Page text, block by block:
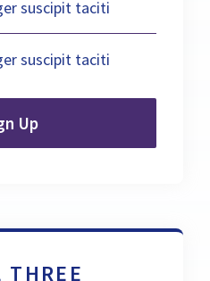
suscipit taciti
suscipit taciti
Up
THREE